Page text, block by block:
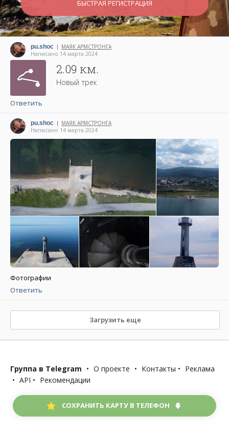
СОХРАНИТЬ КАРТУ В ТЕЛЕФОН
БЫСТРАЯ РЕГИСТРАЦИЯ
pu.shoc | МАЯК АРМСТРОНГА
Написано 14 марта 2024
2.09 км.
Новый трек
Ответить
pu.shoc | МАЯК АРМСТРОНГА
Написано 14 марта 2024
Фотографии
Ответить
Загрузить еще
Группа в Telegram • О проекте • Контакты • Реклама
• API • Рекомендации